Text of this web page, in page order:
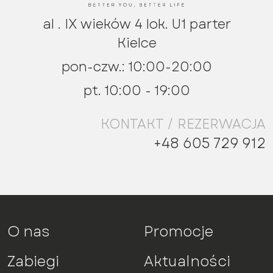
al . IX wieków 4 lok. U1 parter
Kielce
pon-czw.: 10:00-20:00
pt. 10:00 - 19:00
KONTAKT / REZERWACJA
+48 605 729 912
O nas
Zabiegi
Promocje
Aktualności